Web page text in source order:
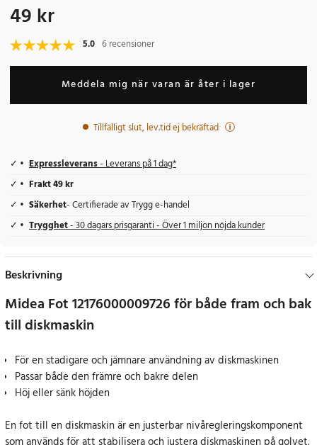
Pris: 49 kr
49 kr
5.0 6 recensioner
Meddela mig när varan är åter i lager
Tillfälligt slut, lev.tid ej bekräftad
Expressleverans- Leverans på 1 dag*
Frakt 49 kr
Säkerhet- Certifierade av Trygg e-handel
Trygghet- 30 dagars prisgaranti - Över 1 miljon nöjda kunder
Beskrivning
Midea Fot 12176000009726 för både fram och bak
till diskmaskin
För en stadigare och jämnare användning av diskmaskinen
Passar både den främre och bakre delen
Höj eller sänk höjden
En fot till en diskmaskin är en justerbar nivåregleringskomponent